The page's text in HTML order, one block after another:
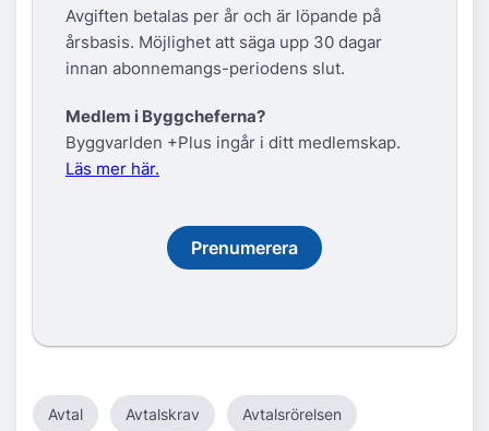
Avgiften betalas per år och är löpande på
årsbasis. Möjlighet att säga upp 30 dagar
innan abonnemangs-periodens slut.
Medlem i Byggcheferna?
Byggvarlden +Plus ingår i ditt medlemskap.
Läs mer här.
Prenumerera
Avtal Avtalskrav Avtalsrörelsen